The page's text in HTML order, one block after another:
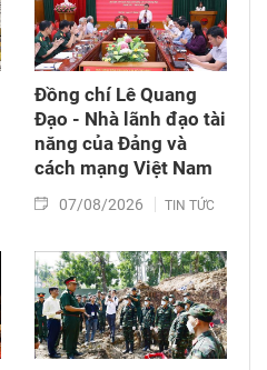
Đồng chí Lê Quang
Đạo - Nhà lãnh đạo tài
năng của Đảng và
cách mạng Việt Nam​
07/08/2026 TIN TỨC